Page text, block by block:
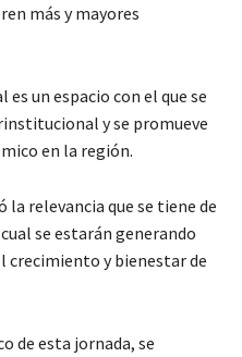
más y mayores
un espacio con el que se
y se promueve
en la región.
la relevancia que se tiene de
se estarán generando
crecimiento y bienestar de
de esta jornada, se